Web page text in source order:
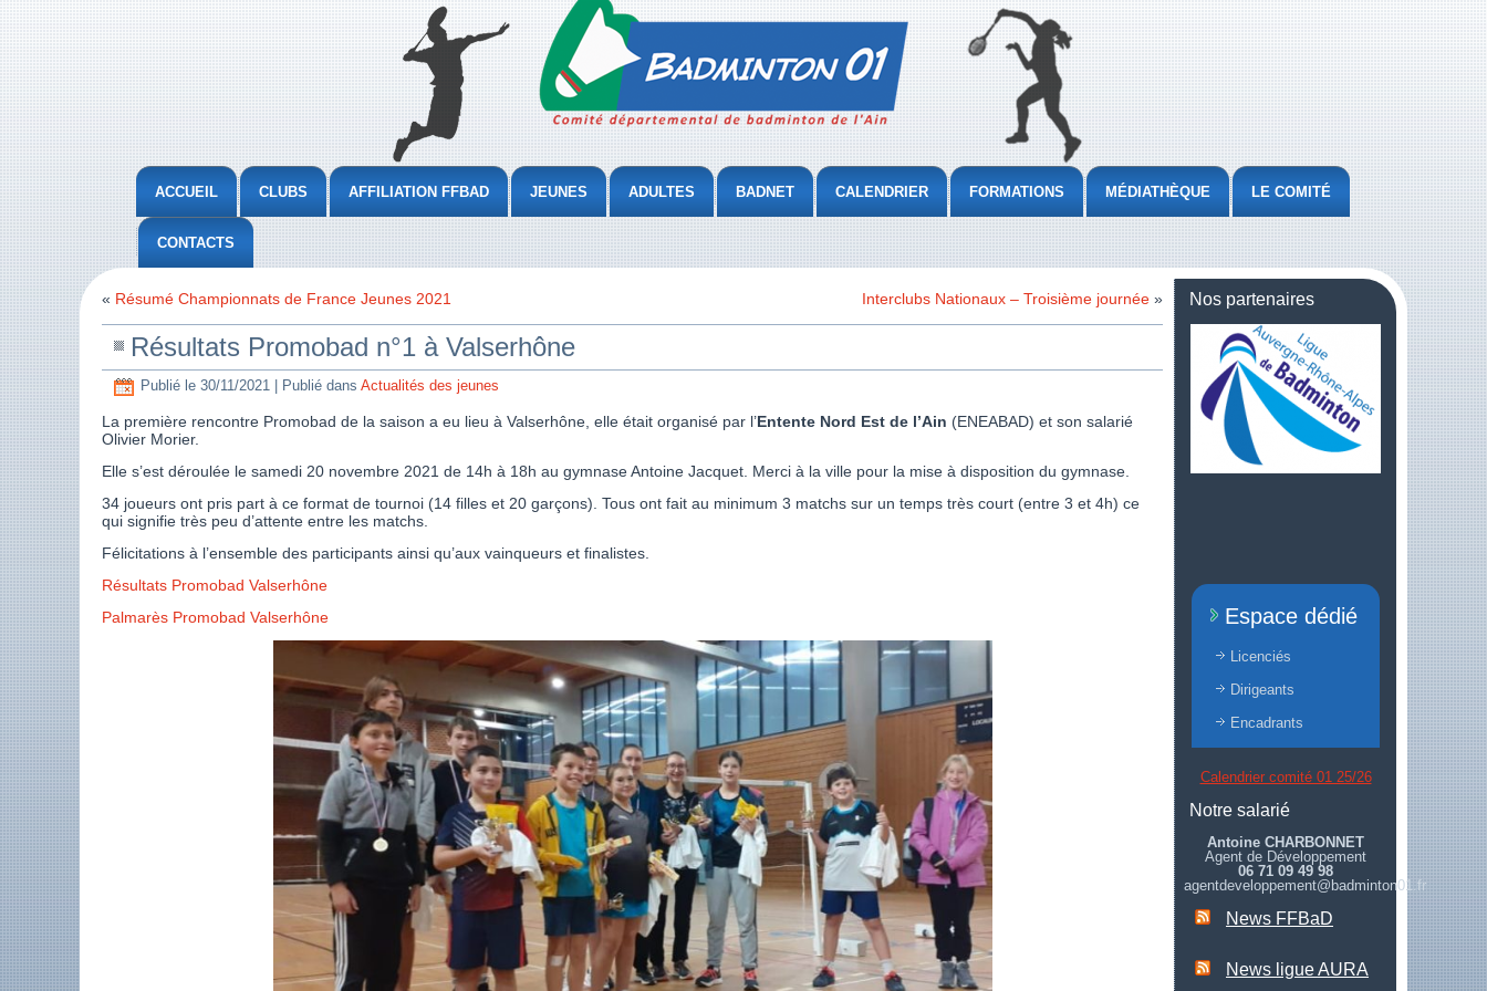
ACCUEIL CLUBS AFFILIATION FFBAD JEUNES ADULTES BADNET CALENDRIER FORMATIONS MÉDIATHÈQUE LE COMITÉ
CONTACTS
« Résumé Championnats de France Jeunes 2021 Interclubs Nationaux – Troisième journée »
Résultats Promobad n°1 à Valserhône
Publié le 30/11/2021 Publié dans Actualités des jeunes
La première rencontre Promobad de la saison a eu lieu à Valserhône, elle était organisé par l’Entente Nord Est de l’Ain (ENEABAD) et son salarié
Olivier Morier.
Elle s’est déroulée le samedi 20 novembre 2021 de 14h à 18h au gymnase Antoine Jacquet. Merci à la ville pour la mise à disposition du gymnase.
34 joueurs ont pris part à ce format de tournoi (14 filles et 20 garçons). Tous ont fait au minimum 3 matchs sur un temps très court (entre 3 et 4h) ce
qui signifie très peu d’attente entre les matchs.
Félicitations à l’ensemble des participants ainsi qu’aux vainqueurs et finalistes.
Résultats Promobad Valserhône
Palmarès Promobad Valserhône
Nos partenaires
Espace dédié
Licenciés
Dirigeants
Encadrants
Calendrier comité 01 25/26
Notre salarié
Antoine CHARBONNET
Agent de Développement
06 71 09 49 98
agentdeveloppement@badminton01.fr
News FFBaD
News ligue AURA